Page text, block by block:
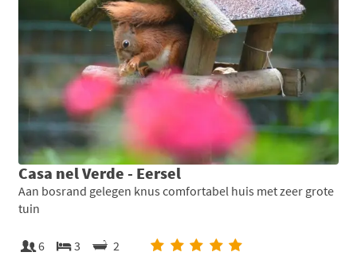
Casa nel Verde - Eersel
Aan bosrand gelegen knus comfortabel huis met zeer grote
tuin
6 3
2